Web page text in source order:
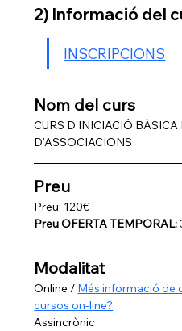
2) Informació del
INSCRIPCIONS
Nom del curs
CURS D'INICIACIÓ BÀSICA
D'ASSOCIACIONS
Preu
Preu: 120€
Preu OFERTA TEMPORAL:
Modalitat
Online / Més informació de
cursos on-line?
Assincrònic